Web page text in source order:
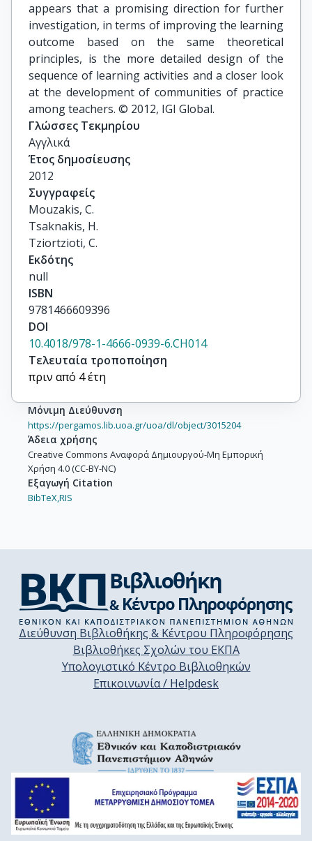
appears that a promising direction for further
investigation, in terms of improving the learning
outcome based on the same theoretical
principles, is the more detailed design of the
sequence of learning activities and a closer look
at the development of communities of practice
among teachers. © 2012, IGI Global.
Γλώσσες Τεκμηρίου
Αγγλικά
Έτος δημοσίευσης
2012
Συγγραφείς
Mouzakis, C.
Tsaknakis, H.
Tziortzioti, C.
Εκδότης
null
ISBN
9781466609396
DOI
10.4018/978-1-4666-0939-6.CH014
Τελευταία τροποποίηση
πριν από 4 έτη
Μόνιμη Διεύθυνση
https://pergamos.lib.uoa.gr/uoa/dl/object/3015204
Άδεια χρήσης
Creative Commons Αναφορά Δημιουργού-Μη Εμπορική
Χρήση 4.0 (CC-BY-NC)
Εξαγωγή Citation
BibTeX,RIS
Διεύθυνση Βιβλιοθήκης & Κέντρου Πληροφόρησης
Βιβλιοθήκες Σχολών του ΕΚΠΑ
Υπολογιστικό Κέντρο Βιβλιοθηκών
Επικοινωνία / Helpdesk